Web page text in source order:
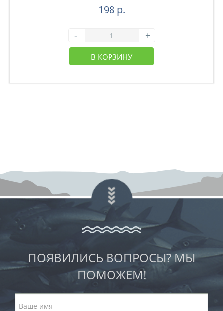
198 р.
- +
В КОРЗИНУ
ПОЯВИЛИСЬ ВОПРОСЫ? МЫ
ПОМОЖЕМ!